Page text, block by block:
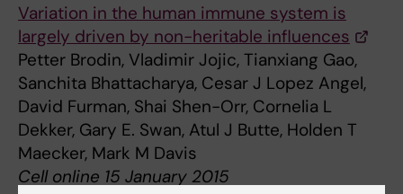
Variation in the human immune system is
largely driven by non-heritable influences
Petter Brodin, Vladimir Jojic, Tianxiang Gao,
Sanchita Bhattacharya, Cesar J Lopez Angel,
David Furman, Shai Shen-Orr, Cornelia L
Dekker, Gary E. Swan, Atul J Butte, Holden T
Maecker, Mark M Davis
Cell online 15 January 2015